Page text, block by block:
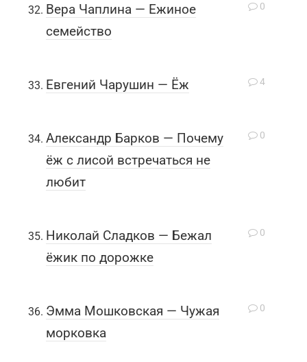
0
Вера Чаплина — Ежиное
семейство
4
Евгений Чарушин — Ёж
0
Александр Барков — Почему
ёж с лисой встречаться не
любит
0
Николай Сладков — Бежал
ёжик по дорожке
0
Эмма Мошковская — Чужая
морковка